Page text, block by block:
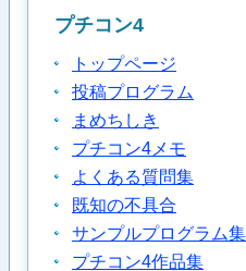
プチコン4
トップページ
投稿プログラム
まめちしき
プチコン4メモ
よくある質問集
既知の不具合
サンプルプログラム集
プチコン4作品集